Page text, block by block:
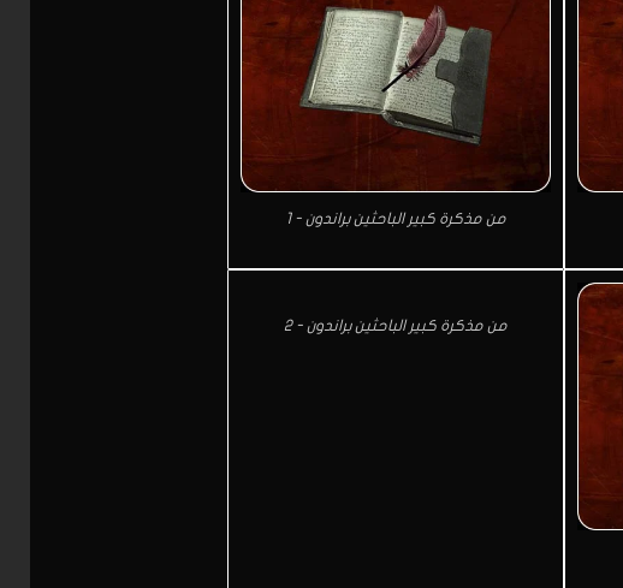
من مذكرة كبير الباحثين براندون - 1
من مذكرة كبير الباحثين براندون - 2